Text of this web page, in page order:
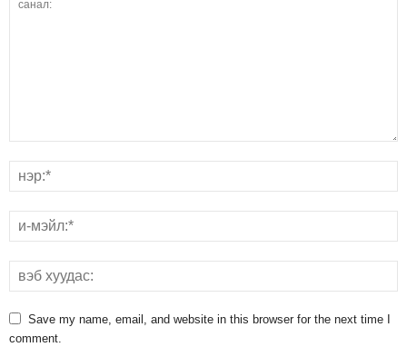
Save my name, email, and website in this browser for the next time I
comment.